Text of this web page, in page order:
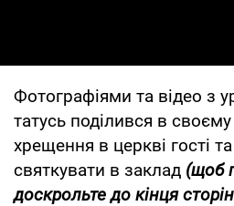
Фотографіями та відео з
татусь поділився в своєму
хрещення в церкві гості
святкувати в заклад (щоб
доскрольте до кінця